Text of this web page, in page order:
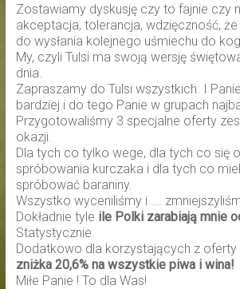
Zostawiamy dyskusję czy to fajnie czy
akceptacja, tolerancja, wdzięczność,
do wysłania kolejnego uśmiechu do
My, czyli Tulsi ma swoją wersję
dnia.
Zapraszamy do Tulsi wszystkich. I
bardziej i do tego Panie w grupach
Przygotowaliśmy 3 specjalne oferty
okazji.
Dla tych co tylko wege, dla tych co się
spróbowania kurczaka i dla tych co
spróbować baraniny.
Wszystko wyceniliśmy i ….
Dokładnie tyle ile Polki zarabiają mnie
Statystycznie.
Dodatkowo dla korzystających z
zniżka 20,6% na wszystkie piwa i wina!
Miłe Panie ! To dla Was!